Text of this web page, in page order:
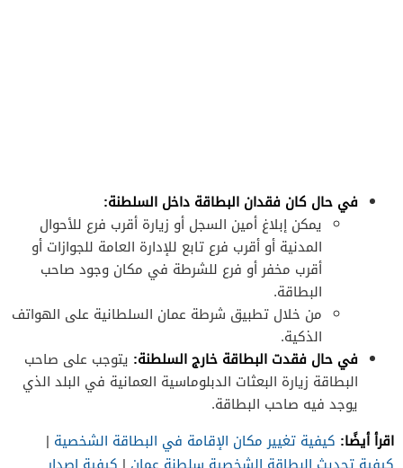
في حال كان فقدان البطاقة داخل السلطنة:
يمكن إبلاغ أمين السجل أو زيارة أقرب فرع للأحوال
المدنية أو أقرب فرع تابع للإدارة العامة للجوازات أو
أقرب مخفر أو فرع للشرطة في مكان وجود صاحب
البطاقة.
من خلال تطبيق شرطة عمان السلطانية على الهواتف
الذكية.
في حال فقدت البطاقة خارج السلطنة: يتوجب على صاحب
البطاقة زيارة البعثات الدبلوماسية العمانية في البلد الذي
يوجد فيه صاحب البطاقة.
اقرأ أيضًا: كيفية تغيير مكان الإقامة في البطاقة الشخصية |